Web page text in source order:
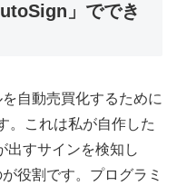
」ででき
自動売買化するために
。これは私が自作した
出すサインを検知し
役割です。プログラミ